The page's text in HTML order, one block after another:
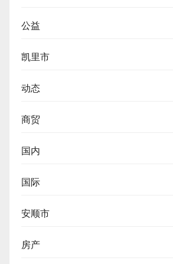
公益
凯里市
动态
商贸
国内
国际
安顺市
房产